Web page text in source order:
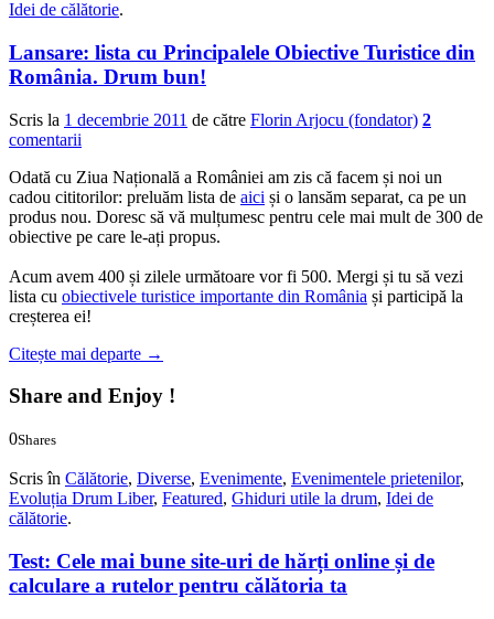
Idei de călătorie.
Lansare: lista cu Principalele Obiective Turistice din
România. Drum bun!
Scris la 1 decembrie 2011 de către Florin Arjocu (fondator) 2
comentarii
Odată cu Ziua Națională a României am zis că facem și noi un
cadou cititorilor: preluăm lista de aici și o lansăm separat, ca pe un
produs nou. Doresc să vă mulțumesc pentru cele mai mult de 300 de
obiective pe care le-ați propus.
Acum avem 400 și zilele următoare vor fi 500. Mergi și tu să vezi
lista cu obiectivele turistice importante din România și participă la
creșterea ei!
Citește mai departe →
Share and Enjoy !
0Shares
Scris în Călătorie, Diverse, Evenimente, Evenimentele prietenilor,
Evoluția Drum Liber, Featured, Ghiduri utile la drum, Idei de
călătorie.
Test: Cele mai bune site-uri de hărți online și de
calculare a rutelor pentru călătoria ta